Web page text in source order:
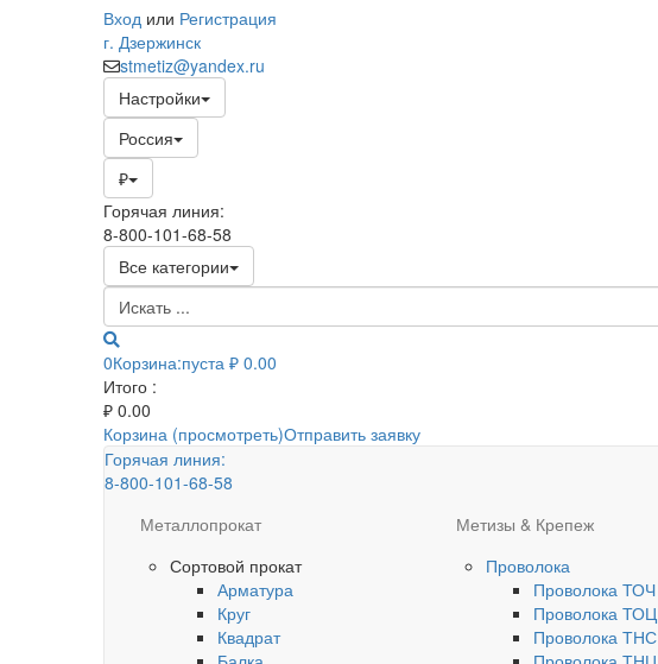
Вход или Регистрация
г. Дзержинск
stmetiz@yandex.ru
Настройки
Россия
₽
Горячая линия:
8-800-101-68-58
Все категории
0Корзина:пуста ₽ 0.00
Итого :
₽ 0.00
Корзина (просмотреть)Отправить заявку
Горячая линия:
8-800-101-68-58
Металлопрокат
Сортовой прокат
Арматура
Круг
Квадрат
Метизы & Крепеж
Проволока
Проволока ТОЧ
Проволока ТОЦ
Проволока ТНС